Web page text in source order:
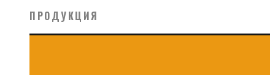
ПРОДУКЦИЯ